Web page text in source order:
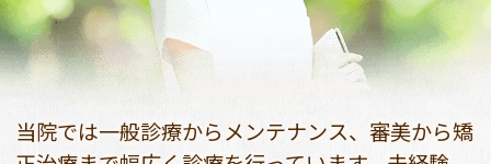
当院では一般診療からメンテナンス、審美から矯